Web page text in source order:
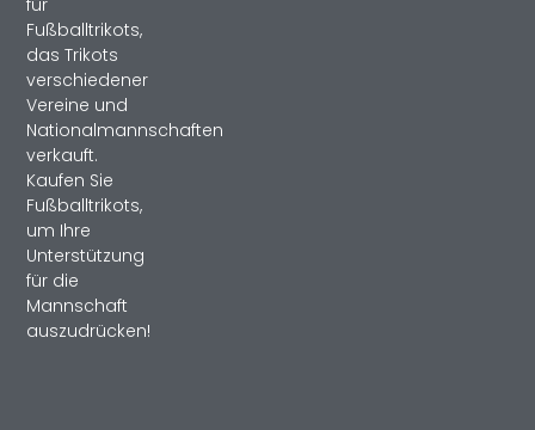
Fußballtrikots,
das Trikots
verschiedener
Vereine und
Nationalmannschaften
verkauft.
Kaufen Sie
Fußballtrikots,
um Ihre
Unterstützung
für die
Mannschaft
auszudrücken!